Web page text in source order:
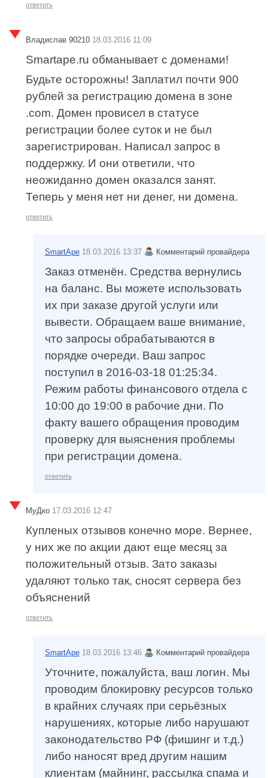
ответить
Владислав 90210 18.03.2016 11:09
Smartape.ru обманывает с доменами!
Будьте осторожны! Заплатил почти 900
рублей за регистрацию домена в зоне
.com. Домен провисел в статусе
регистрации более суток и не был
зарегистрирован. Написал запрос в
поддержку. И они ответили, что
неожиданно домен оказался занят.
Теперь у меня нет ни денег, ни домена.
ответить
SmartApe 18.03.2016 13:37 Комментарий провайдера
Заказ отменён. Средства вернулись
на баланс. Вы можете использовать
их при заказе другой услуги или
вывести. Обращаем ваше внимание,
что запросы обрабатываются в
порядке очереди. Ваш запрос
поступил в 2016-03-18 01:25:34.
Режим работы финансового отдела c
10:00 до 19:00 в рабочие дни. По
факту вашего обращения проводим
проверку для выяснения проблемы
при регистрации домена.
ответить
МуДко 17.03.2016 12:47
Купленых отзывов конечно море. Вернее,
у них же по акции дают еще месяц за
положительный отзыв. Зато заказы
удаляют только так, сносят сервера без
объяснений
ответить
SmartApe 18.03.2016 13:46 Комментарий провайдера
Уточните, пожалуйста, ваш логин. Мы
проводим блокировку ресурсов только
в крайних случаях при серьёзных
нарушениях, которые либо нарушают
законодательство РФ (фишинг и т.д.)
либо наносят вред другим нашим
клиентам (майнинг, рассылка спама и